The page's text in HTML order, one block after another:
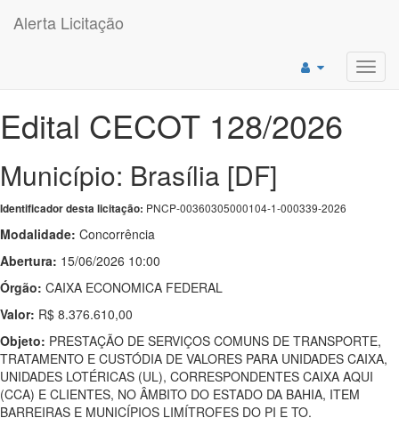
Alerta Licitação
Edital CECOT 128/2026
Município: Brasília [DF]
Identificador desta licitação: PNCP-00360305000104-1-000339-2026
Modalidade: Concorrência
Abertura: 15/06/2026 10:00
Órgão: CAIXA ECONOMICA FEDERAL
Valor: R$ 8.376.610,00
Objeto: PRESTAÇÃO DE SERVIÇOS COMUNS DE TRANSPORTE,
TRATAMENTO E CUSTÓDIA DE VALORES PARA UNIDADES CAIXA,
UNIDADES LOTÉRICAS (UL), CORRESPONDENTES CAIXA AQUI
(CCA) E CLIENTES, NO ÂMBITO DO ESTADO DA BAHIA, ITEM
BARREIRAS E MUNICÍPIOS LIMÍTROFES DO PI E TO.